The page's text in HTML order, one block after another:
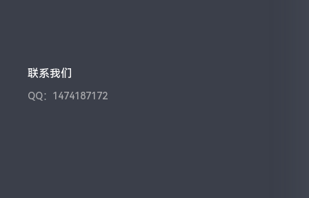
联系我们
QQ：1474187172